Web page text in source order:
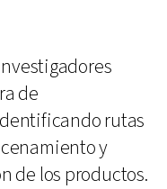
de
rutas
y
de los productos.